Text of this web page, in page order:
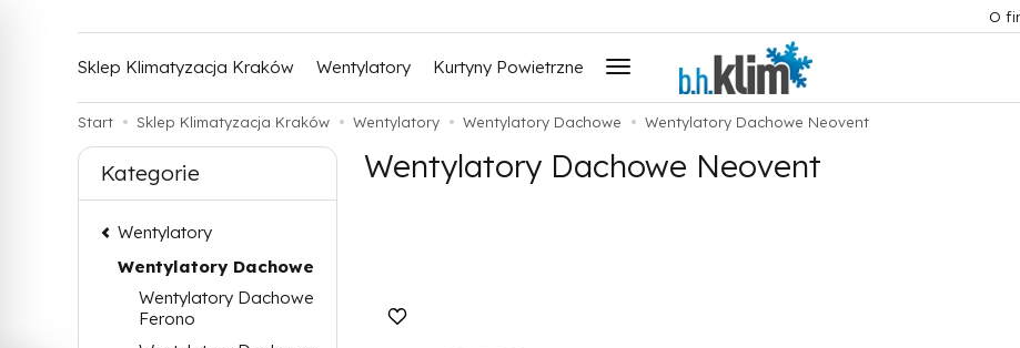
O
Sklep Klimatyzacja Kraków Wentylatory Kurtyny Powietrzne
Start Sklep Klimatyzacja Kraków Wentylatory Wentylatory Dachowe Wentylatory Dachowe Neovent
Wentylatory Dachowe Neovent
Kategorie
Wentylatory
Wentylatory Dachowe
Wentylatory Dachowe
Ferono